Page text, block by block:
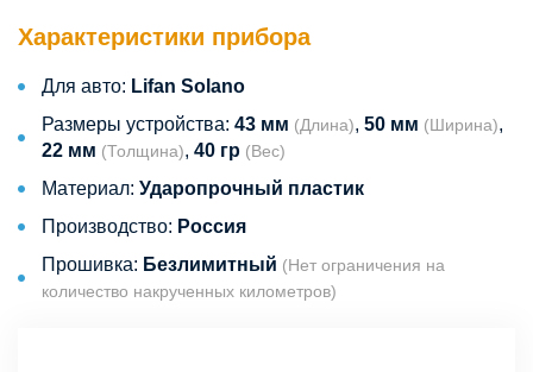
Характеристики прибора
Для авто: Lifan Solano
Размеры устройства: 43 мм (Длина), 50 мм (Ширина),
22 мм (Толщина), 40 гр (Вес)
Материал: Ударопрочный пластик
Производство: Россия
Прошивка: Безлимитный (Нет ограничения на
количество накрученных километров)